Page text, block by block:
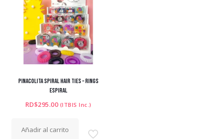
PINACOLITA SPIRAL HAIR TIES – RINGS
ESPIRAL
RD$295.00 (ITBIS Inc.)
Añadir al carrito